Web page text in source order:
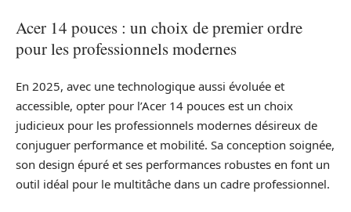
Acer 14 pouces : un choix de premier ordre
pour les professionnels modernes
En 2025, avec une technologique aussi évoluée et
accessible, opter pour l’Acer 14 pouces est un choix
judicieux pour les professionnels modernes désireux de
conjuguer performance et mobilité. Sa conception soignée,
son design épuré et ses performances robustes en font un
outil idéal pour le multitâche dans un cadre professionnel.